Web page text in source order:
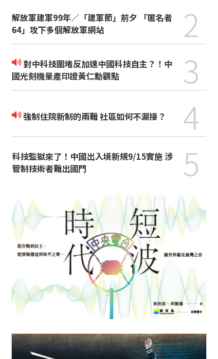
解放軍建軍99年／「建軍節」前夕 「匿名者
64」攻下多個解放軍網站
2
對中科技圍堵反加速中國科技自主？！中
國光刻機量產印證黃仁勳觀點
3
強制住院新制的兩難 社區如何不漏接？ 4
科技監獄來了！中國出入境新規9/15實施 涉
管制技術者難出國門
5